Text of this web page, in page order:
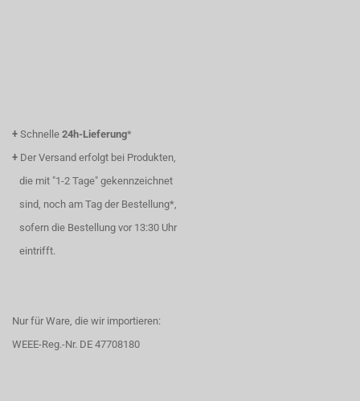
+ Schnelle 24h-Lieferung*
+ Der Versand erfolgt bei Produkten,
die mit "1-2 Tage" gekennzeichnet
sind, noch am Tag der Bestellung*,
sofern die Bestellung vor 13:30 Uhr
eintrifft.
Nur für Ware, die wir importieren:
WEEE-Reg.-Nr. DE 47708180